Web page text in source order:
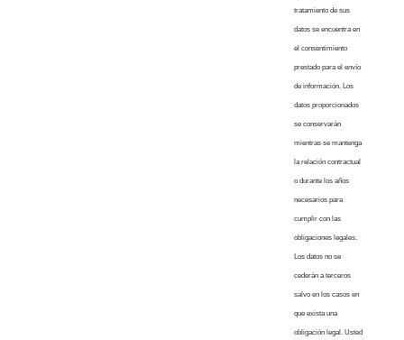
tratamiento de sus
datos se encuentra en
el consentimiento
prestado para el envío
de información. Los
datos proporcionados
se conservarán
mientras se mantenga
la relación contractual
o durante los años
necesarios para
cumplir con las
obligaciones legales.
Los datos no se
cederán a terceros
salvo en los casos en
que exista una
obligación legal. Usted